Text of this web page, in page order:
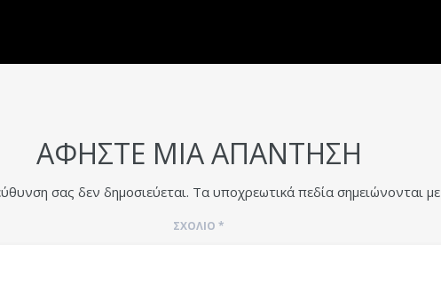
ΑΦΉΣΤΕ ΜΙΑ ΑΠΆΝΤΗΣΗ
σας δεν δημοσιεύεται. Τα υποχρεωτικά πεδία σημειώνονται με
ΣΧΌΛΙΟ *